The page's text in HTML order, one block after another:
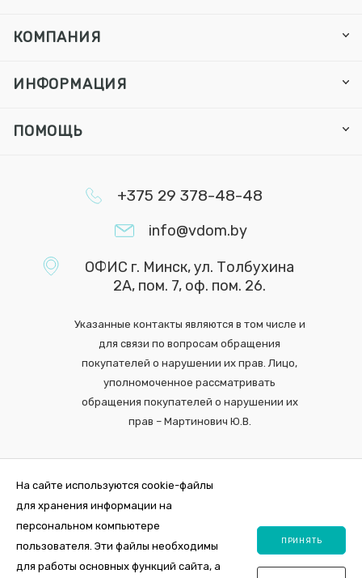
КОМПАНИЯ
ИНФОРМАЦИЯ
ПОМОЩЬ
+375 29 378-48-48
info@vdom.by
ОФИС г. Минск, ул. Толбухина
2А, пом. 7, оф. пом. 26.
Указанные контакты являются в том числе и
для связи по вопросам обращения
покупателей о нарушении их прав. Лицо,
уполномоченное рассматривать
обращения покупателей о нарушении их
прав – Мартинович Ю.В.
На сайте используются cookie-файлы
для хранения информации на
персональном компьютере
пользователя. Эти файлы необходимы
для работы основных функций сайта, а
ПРИНЯТЬ